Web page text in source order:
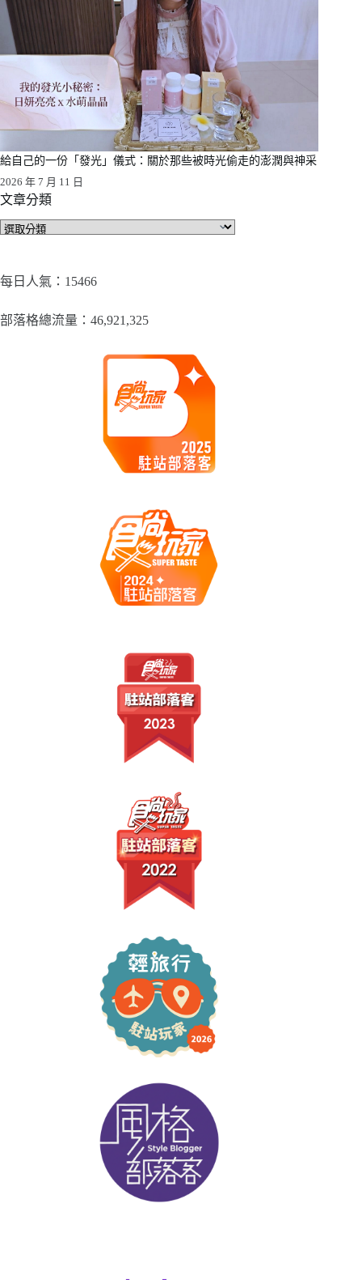
給自己的一份「發光」儀式：關於那些被時光偷走的澎潤與神采
2026 年 7 月 11 日
文章分類
文
類
每日人氣：15466
部落格總流量：​46,921,325